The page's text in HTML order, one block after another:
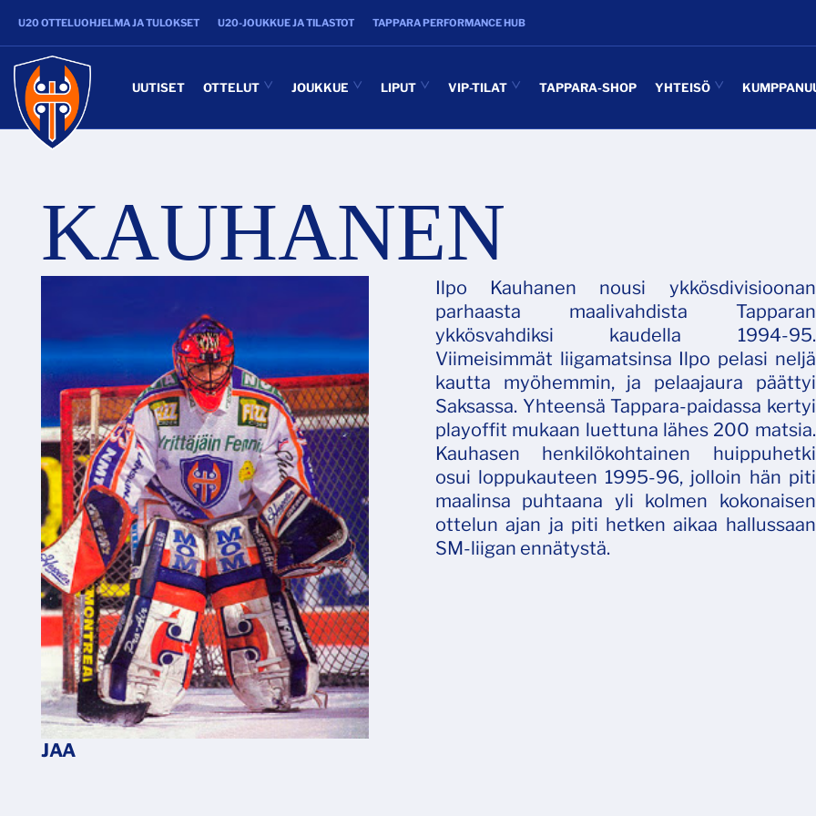
U20 OTTELUOHJELMA JA TULOKSET U20-JOUKKUE JA TILASTOT TAPPARA PERFORMANCE HUB
UUTISET OTTELUT JOUKKUE LIPUT VIP-TILAT TAPPARA-SHOP YHTEISÖ
KAUHANEN
Ilpo Kauhanen nousi ykkösdivisioonan
parhaasta maalivahdista Tapparan
ykkösvahdiksi kaudella 1994-95.
Viimeisimmät liigamatsinsa Ilpo pelasi neljä
kautta myöhemmin, ja pelaajaura päättyi
Saksassa. Yhteensä Tappara-paidassa kertyi
playoffit mukaan luettuna lähes 200 matsia.
Kauhasen henkilökohtainen huippuhetki
osui loppukauteen 1995-96, jolloin hän piti
maalinsa puhtaana yli kolmen kokonaisen
ottelun ajan ja piti hetken aikaa hallussaan
SM-liigan ennätystä.